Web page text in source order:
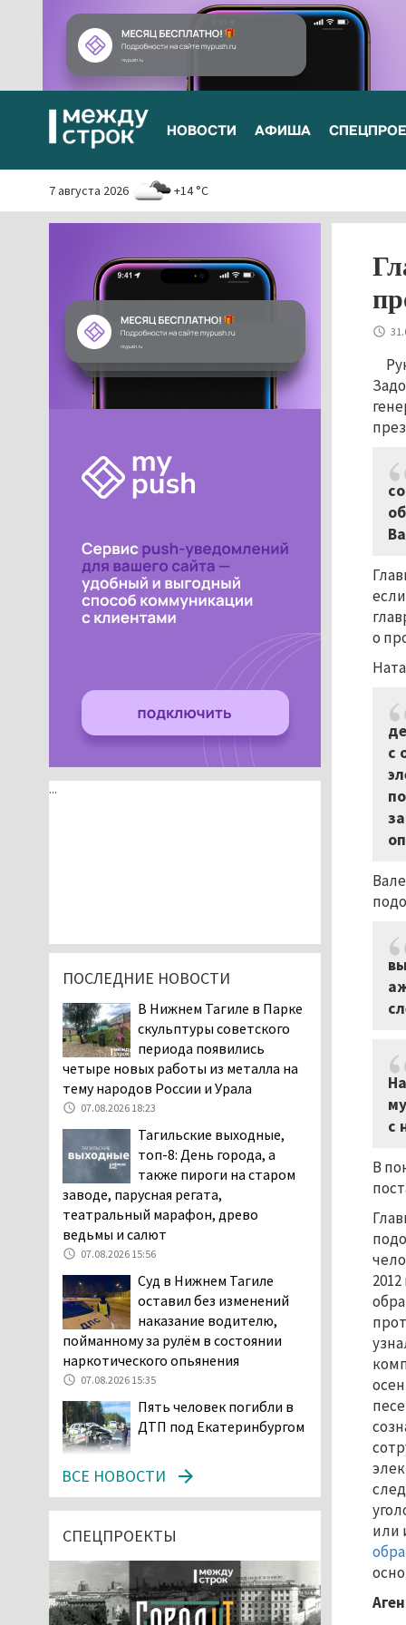
НОВОСТИ АФИША
7 августа 2026 +14 °C
о
с
с
В
или
...
ПОСЛЕДНИЕ НОВОСТИ
В Нижнем Тагиле в Парке
скульптуры советского
периода появились
четыре новых работы из металла на
тему народов России и Урала
07.08.2026 18:23
Тагильские выходные,
топ-8: День города, а
также пироги на старом
заводе, парусная регата,
театральный марафон, древо
ведьмы и салют
07.08.2026 15:56
Суд в Нижнем Тагиле
оставил без изменений
наказание водителю,
пойманному за рулём в состоянии
наркотического опьянения
07.08.2026 15:35
Пять человек погибли в
ДТП под Екатеринбургом
проникли в квартиру
через балкон, чтобы
07.08.2026 14:20
В Красноуральске хитрый
водитель BMW ездил с
ВСЕ НОВОСТИ
СПЕЦПРОЕКТЫ